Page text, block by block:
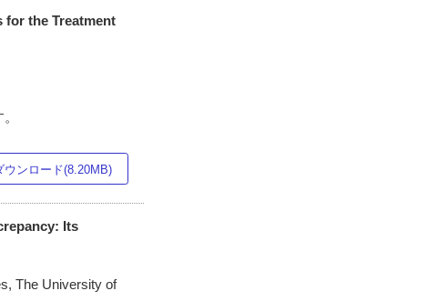
for the Treatment
ウンロード(8.20MB)
Its
The University of